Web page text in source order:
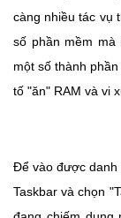
càng nhiều tác vụ
số phần mềm mà
một số thành
tố "ăn" RAM và vi
Để vào được danh
Taskbar và chọn